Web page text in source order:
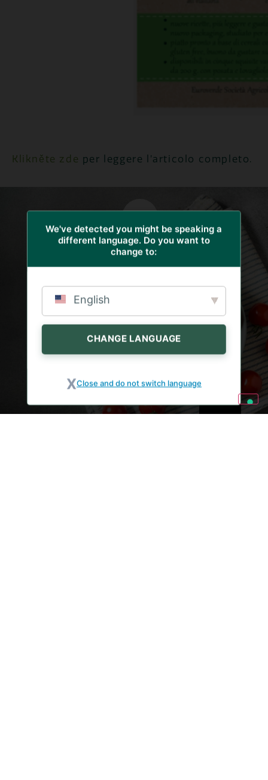
Klikněte zde per leggere l’articolo completo.
NULOVÝ ODPAD 27 ČERVENEC 2026
RAJČATA: 5 RECEPTŮ
BEZ PLÝTVÁNÍ, ABYSTE
JE NEMUSELI
VYHAZOVAT
We've detected you might be speaking a
different language. Do you want to
change to:
English
CHANGE LANGUAGE
Close and do not switch language